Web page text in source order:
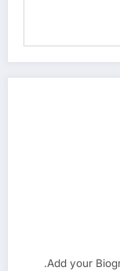
Add your